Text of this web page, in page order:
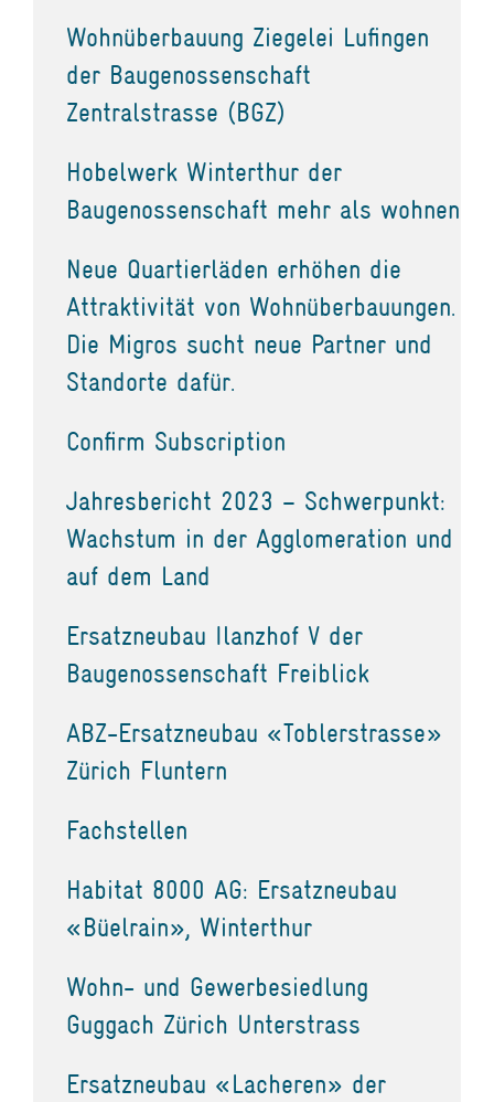
Wohnüberbauung Ziegelei Lufingen
der Baugenossenschaft
Zentralstrasse (BGZ)
Hobelwerk Winterthur der
Baugenossenschaft mehr als wohnen
Neue Quartierläden erhöhen die
Attraktivität von Wohnüberbauungen.
Die Migros sucht neue Partner und
Standorte dafür.
Confirm Subscription
Jahresbericht 2023 – Schwerpunkt:
Wachstum in der Agglomeration und
auf dem Land
Ersatzneubau Ilanzhof V der
Baugenossenschaft Freiblick
ABZ-Ersatzneubau «Toblerstrasse»
Zürich Fluntern
Fachstellen
Habitat 8000 AG: Ersatzneubau
«Büelrain», Winterthur
Wohn- und Gewerbesiedlung
Guggach Zürich Unterstrass
Ersatzneubau «Lacheren» der